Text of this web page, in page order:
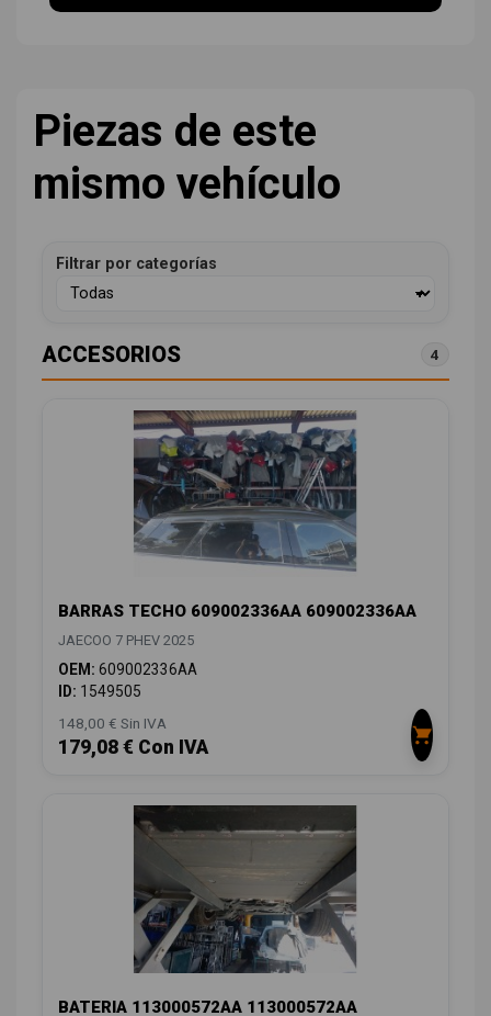
Piezas de este
mismo vehículo
Filtrar por categorías
ACCESORIOS 4
BARRAS TECHO 609002336AA 609002336AA
JAECOO 7 PHEV 2025
OEM: 609002336AA
ID: 1549505
148,00 € Sin IVA
179,08 € Con IVA
BATERIA 113000572AA 113000572AA